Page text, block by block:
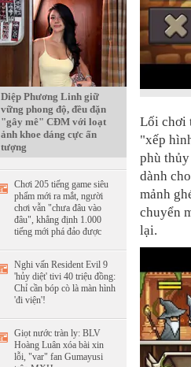
Diệp Phương Linh giữ
vững phong độ, đều đặn
"gây mê" CĐM với loạt
ảnh khoe dáng cực ấn
tượng
Chơi 205 tiếng game siêu
phẩm mới ra mắt, người
chơi vẫn "chưa đâu vào
đâu", khẳng định 1.000
tiếng mới phá đảo được
Nghi vấn Resident Evil 9
'hủy diệt' tivi 40 triệu đồng:
Chỉ cần bóp cò là màn hình
'đi viện'!
Giọt nước tràn ly: BLV
Hoàng Luân xóa bài xin
lỗi, "var" fan Gumayusi
Lối chơi
"xếp
phù
dành
mảnh
chuyển
lại.